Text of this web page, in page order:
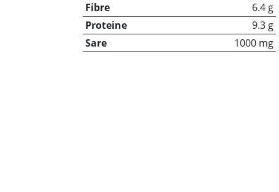
Fibre
6.4 g
Proteine
9.3 g
Sare
1000 mg